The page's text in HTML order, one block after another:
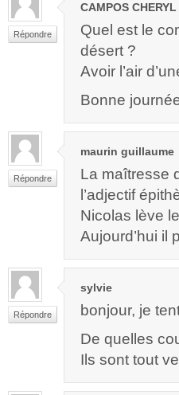
Répondre
CAMPOS CHERYL
Quel est le
désert ?
Avoir l’air
Bonne
Répondre
maurin guillaume
La maîtresse
l’adjectif
Nicolas lève
Aujourd’hui il
Répondre
sylvie
bonjour, je
De quelles
Ils sont tout